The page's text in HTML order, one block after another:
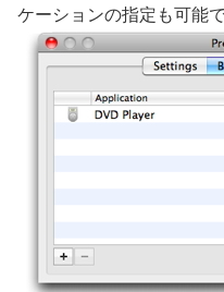
ケーションの指定も可能で